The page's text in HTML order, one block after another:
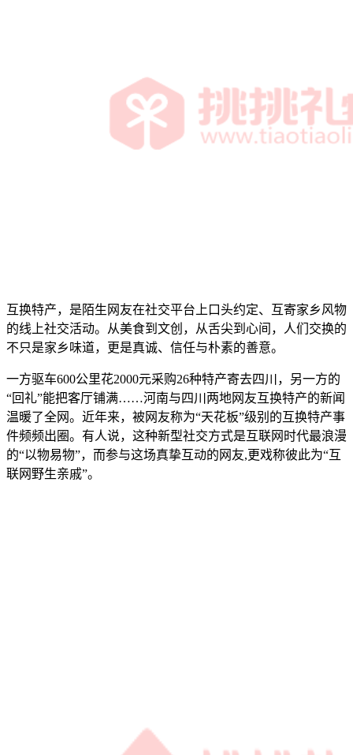
互换特产，是陌生网友在社交平台上口头约定、互寄家乡风物
的线上社交活动。从美食到文创，从舌尖到心间，人们交换的
不只是家乡味道，更是真诚、信任与朴素的善意。
一方驱车600公里花2000元采购26种特产寄去四川，另一方的
“回礼”能把客厅铺满……河南与四川两地网友互换特产的新闻
温暖了全网。近年来，被网友称为“天花板”级别的互换特产事
件频频出圈。有人说，这种新型社交方式是互联网时代最浪漫
的“以物易物”，而参与这场真挚互动的网友,更戏称彼此为“互
联网野生亲戚”。